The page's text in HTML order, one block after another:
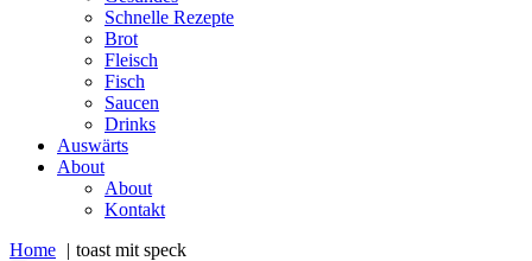
Schnelle Rezepte
Brot
Fleisch
Fisch
Saucen
Drinks
Auswärts
About
About
Kontakt
Home
toast mit speck